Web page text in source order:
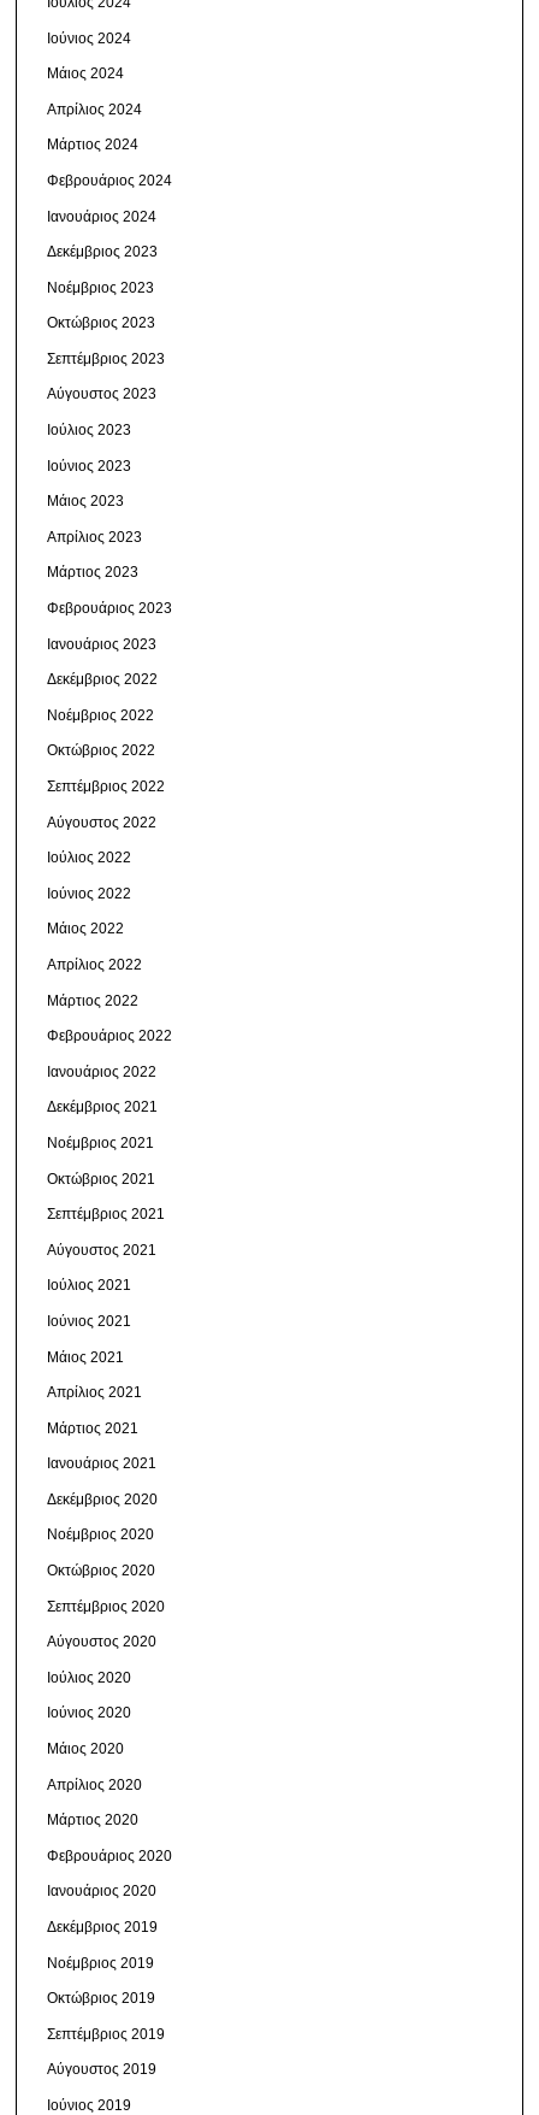
Ιούνιος 2024
Μάιος 2024
Απρίλιος 2024
Μάρτιος 2024
Φεβρουάριος 2024
Ιανουάριος 2024
Δεκέμβριος 2023
Νοέμβριος 2023
Οκτώβριος 2023
Σεπτέμβριος 2023
Αύγουστος 2023
Ιούλιος 2023
Ιούνιος 2023
Μάιος 2023
Απρίλιος 2023
Μάρτιος 2023
Φεβρουάριος 2023
Ιανουάριος 2023
Δεκέμβριος 2022
Νοέμβριος 2022
Οκτώβριος 2022
Σεπτέμβριος 2022
Αύγουστος 2022
Ιούλιος 2022
Ιούνιος 2022
Μάιος 2022
Απρίλιος 2022
Μάρτιος 2022
Φεβρουάριος 2022
Ιανουάριος 2022
Δεκέμβριος 2021
Νοέμβριος 2021
Οκτώβριος 2021
Σεπτέμβριος 2021
Αύγουστος 2021
Ιούλιος 2021
Ιούνιος 2021
Μάιος 2021
Απρίλιος 2021
Μάρτιος 2021
Ιανουάριος 2021
Δεκέμβριος 2020
Νοέμβριος 2020
Οκτώβριος 2020
Σεπτέμβριος 2020
Αύγουστος 2020
Ιούλιος 2020
Ιούνιος 2020
Μάιος 2020
Απρίλιος 2020
Μάρτιος 2020
Φεβρουάριος 2020
Ιανουάριος 2020
Δεκέμβριος 2019
Νοέμβριος 2019
Οκτώβριος 2019
Σεπτέμβριος 2019
Αύγουστος 2019
Ιούνιος 2019